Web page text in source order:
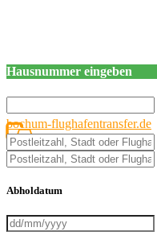
Hausnummer eingeben
bochum-flughafentransfer.de
Abholdatum